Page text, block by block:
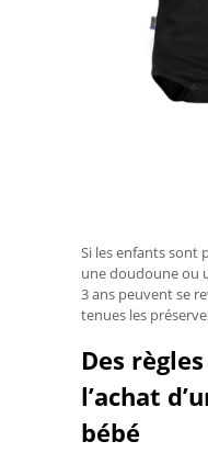
Si les enfants sont
une doudoune ou
3 ans peuvent se
tenues les
Des
l’achat
bébé